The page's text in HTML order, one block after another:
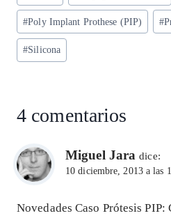
#Poly Implant Prothese (PIP) #
#Silicona
4 comentarios
Miguel Jara dice:
10 diciembre, 2013 a las
Novedades Caso Prótesis